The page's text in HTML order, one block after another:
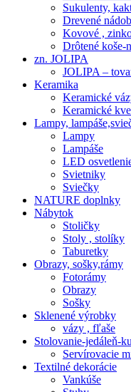
Sukulenty,
Drevené
Kovové ,
Drôtené koše-
zn. JOLIPA
JOLIPA –
Keramika
Keramické
Keramické
Lampy,
Lampy
Lampáše
LED
Svietniky
Sviečky
NATURE doplnky
Nábytok
Stoličky
Stoly , stolíky
Taburetky
Obrazy, sošky,rámy
Fotorámy
Obrazy
Sošky
Sklenené výrobky
vázy , fľaše
Stolovanie-jedáleň-
Servírovacie
Textilné dekorácie
Vankúše